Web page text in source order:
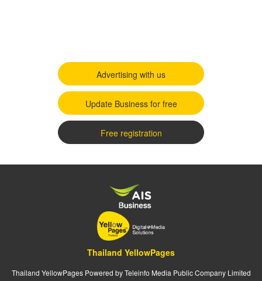
Advertising with us
Update Business for free
Free registration
Thailand YellowPages
Thailand YellowPages Powered by Teleinfo Media Public Company Limited